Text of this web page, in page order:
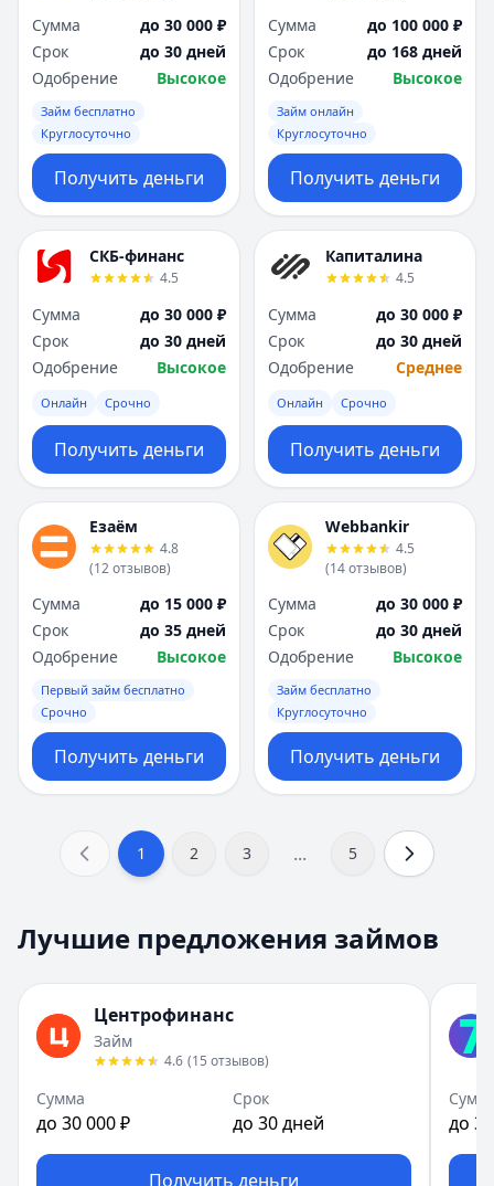
Сумма
до 30 000 ₽
Срок
до 30 дней
Одобрение
Высокое
Займ бесплатно
Круглосуточно
Получить деньги
Сумма
до 100 000 ₽
Срок
до 168 дней
Одобрение
Высокое
Займ онлайн
Круглосуточно
Получить деньги
СКБ-финанс
4.5
Сумма
до 30 000 ₽
Срок
до 30 дней
Одобрение
Высокое
Онлайн Срочно
Получить деньги
Капиталина
4.5
Сумма
до 30 000 ₽
Срок
до 30 дней
Одобрение
Среднее
Онлайн Срочно
Получить деньги
Езаём
4.8
(12отзывов)
Сумма
до 15 000 ₽
Срок
до 35 дней
Одобрение
Высокое
Первый займ бесплатно
Срочно
Получить деньги
Webbankir
4.5
(14отзывов)
Сумма
до 30 000 ₽
Срок
до 30 дней
Одобрение
Высокое
Займ бесплатно
Круглосуточно
Получить деньги
1 2 3 ... 5
Лучшие предложения займов
Центрофинанс
Займ
4.6 (15 отзывов)
Сумма
до 30 000 ₽
Срок
до 30 дней
Получить деньги
до